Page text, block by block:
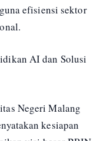
efisiensi sektor
AI dan Solusi
Negeri Malang
kesiapan